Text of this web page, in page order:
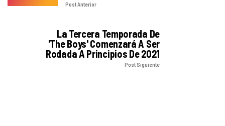
Post Anterior
La Tercera Temporada De
'The Boys' Comenzará A Ser
Rodada A Principios De 2021
Post Siguiente